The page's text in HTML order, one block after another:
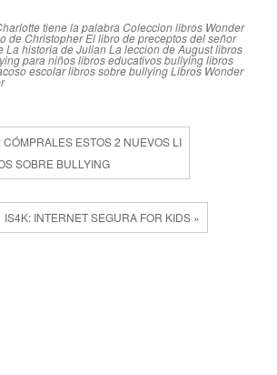
tiene la palabra Coleccion libros Wonder
de ChristopherEl libro de preceptos del señor
La historia de JulianLa leccion de Augustlibros
para niñoslibros educativos bullyinglibros
escolarlibros sobre bullyingLibros Wonder
ESTOS 2 NUEVOS LI
SOBRE BULLYING
IS4K: INTERNET SEGURA FOR KIDS »